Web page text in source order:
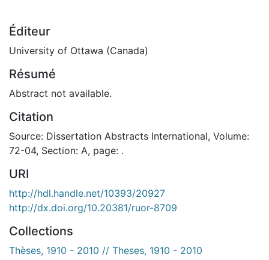
Éditeur
University of Ottawa (Canada)
Résumé
Abstract not available.
Citation
Source: Dissertation Abstracts International, Volume:
72-04, Section: A, page: .
URI
http://hdl.handle.net/10393/20927
http://dx.doi.org/10.20381/ruor-8709
Collections
Thèses, 1910 - 2010 // Theses, 1910 - 2010